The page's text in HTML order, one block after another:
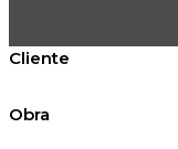
Cliente
Obra